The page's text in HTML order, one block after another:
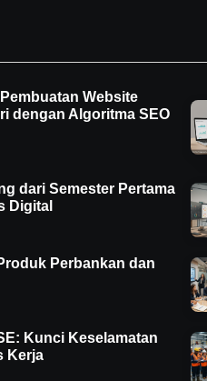
Website
dengan Algoritma SEO
dari Semester Pertama
Digital
Perbankan dan
Kunci Keselamatan
Kerja